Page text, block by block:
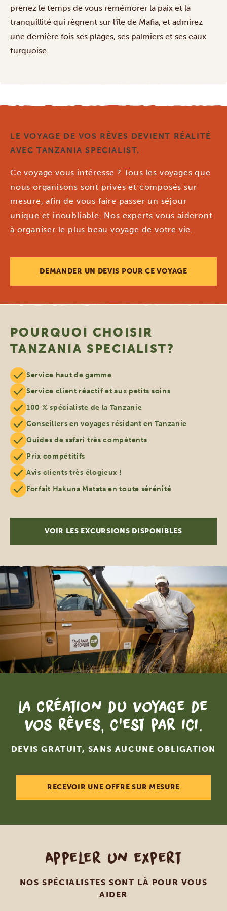
prenez le temps de vous remémorer la paix et la
tranquillité qui règnent sur l'île de Mafia, et admirez
une dernière fois ses plages, ses palmiers et ses eaux
turquoise.
LE VOYAGE DE VOS RÊVES DEVIENT RÉALITÉ
AVEC TANZANIA SPECIALIST.
Ce voyage vous intéresse ? Tous les voyages que
nous organisons sont privés et composés sur
mesure, afin de vous faire passer un séjour
unique et inoubliable. Nos experts vous aideront
à organiser le plus beau voyage de votre vie.
DEMANDER UN DEVIS POUR CE VOYAGE
POURQUOI CHOISIR
TANZANIA SPECIALIST?
Service haut de gamme
Service client réactif et aux petits soins
100 % spécialiste de la Tanzanie
Conseillers en voyages résidant en Tanzanie
Guides de safari très compétents
Prix compétitifs
Avis clients très élogieux !
Forfait Hakuna Matata en toute sérénité
VOIR LES EXCURSIONS DISPONIBLES
La création du voyage de
vos rêves, c'est par ici.
DEVIS GRATUIT, SANS AUCUNE OBLIGATION
RECEVOIR UNE OFFRE SUR MESURE
Appeler un expert
NOS SPÉCIALISTES SONT LÀ POUR VOUS
AIDER